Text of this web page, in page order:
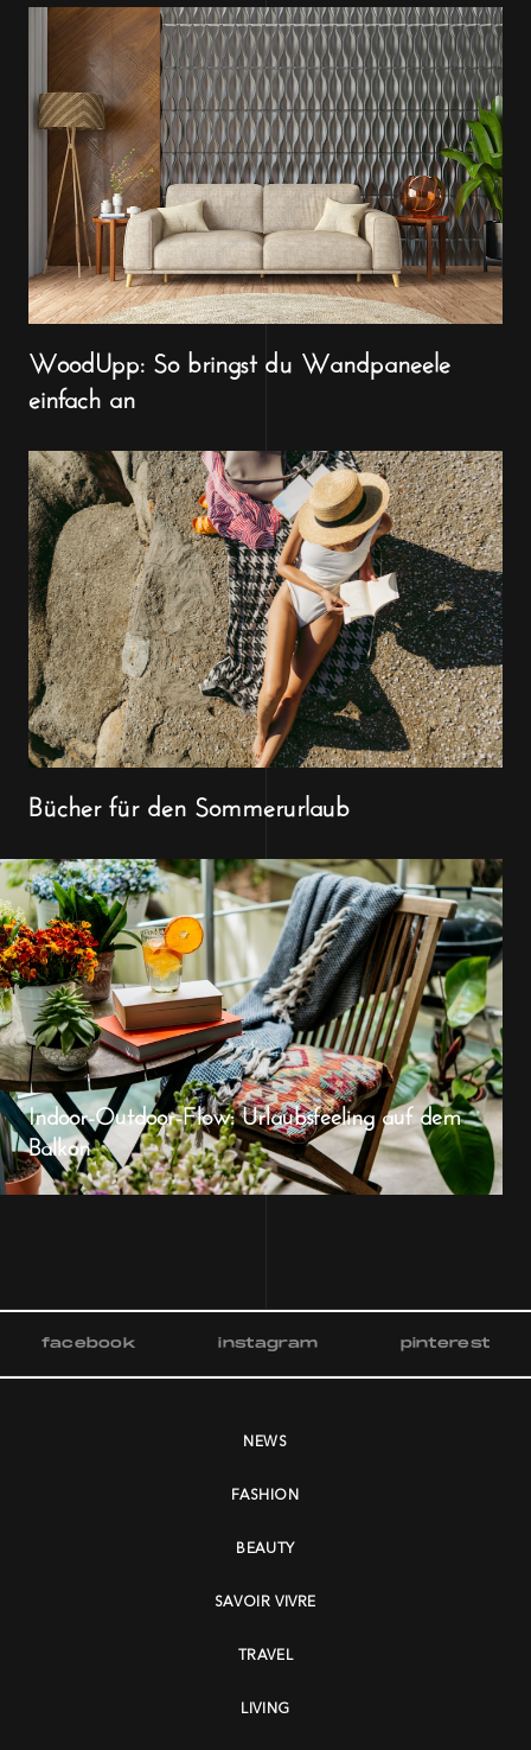
WoodUpp: So bringst du Wandpaneele
einfach an
Bücher für den Sommerurlaub
Indoor-Outdoor-Flow: Urlaubsfeeling auf dem
Balkon
facebook instagram pinterest
NEWS
FASHION
BEAUTY
SAVOIR VIVRE
TRAVEL
LIVING